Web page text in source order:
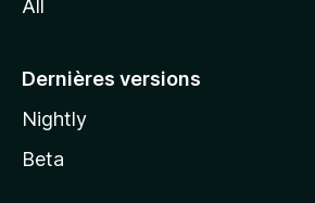
lAll
Dernières versions
Nightly
Beta